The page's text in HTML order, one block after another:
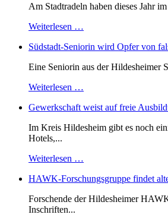
Am Stadtradeln haben dieses Jahr
Weiterlesen …
Südstadt-Seniorin wird Opfer von
Eine Seniorin aus der Hildesheimer
Weiterlesen …
Gewerkschaft weist auf freie
Im Kreis Hildesheim gibt es noch
Hotels,...
Weiterlesen …
HAWK-Forschungsgruppe findet
Forschende der Hildesheimer
Inschriften...